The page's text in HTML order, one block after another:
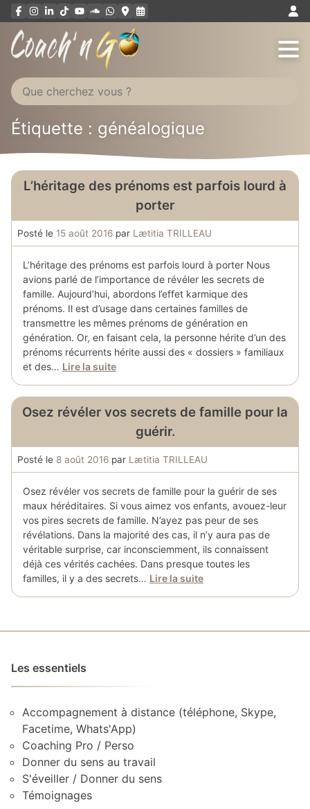
Aller
au
Étiquette : généalogique
L’héritage des prénoms est parfois lourd à
porter
Posté le 15 août 2016 par Lætitia TRILLEAU
L’héritage des prénoms est parfois lourd à porter Nous
avions parlé de l’importance de révéler les secrets de
famille. Aujourd’hui, abordons l’effet karmique des
prénoms. Il est d’usage dans certaines familles de
transmettre les mêmes prénoms de génération en
génération. Or, en faisant cela, la personne hérite d’un des
prénoms récurrents hérite aussi des « dossiers » familiaux
et des… Lire la suite
Osez révéler vos secrets de famille pour la
guérir.
Posté le 8 août 2016 par Lætitia TRILLEAU
Osez révéler vos secrets de famille pour la guérir de ses
maux héréditaires. Si vous aimez vos enfants, avouez-leur
vos pires secrets de famille. N’ayez pas peur de ses
révélations. Dans la majorité des cas, il n’y aura pas de
véritable surprise, car inconsciemment, ils connaissent
déjà ces vérités cachées. Dans presque toutes les
familles, il y a des secrets… Lire la suite
Les essentiels
Accompagnement à distance (téléphone, Skype,
Facetime, Whats'App)
Coaching Pro / Perso
Donner du sens au travail
S'éveiller / Donner du sens
Témoignages